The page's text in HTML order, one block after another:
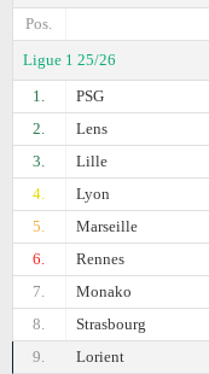
Pos.
Ligue 1 25/26
1.
PSG
2.
Lens
3.
Lille
4.
Lyon
5.
Marseille
6.
Rennes
7.
Monako
8.
Strasbourg
9.
Lorient